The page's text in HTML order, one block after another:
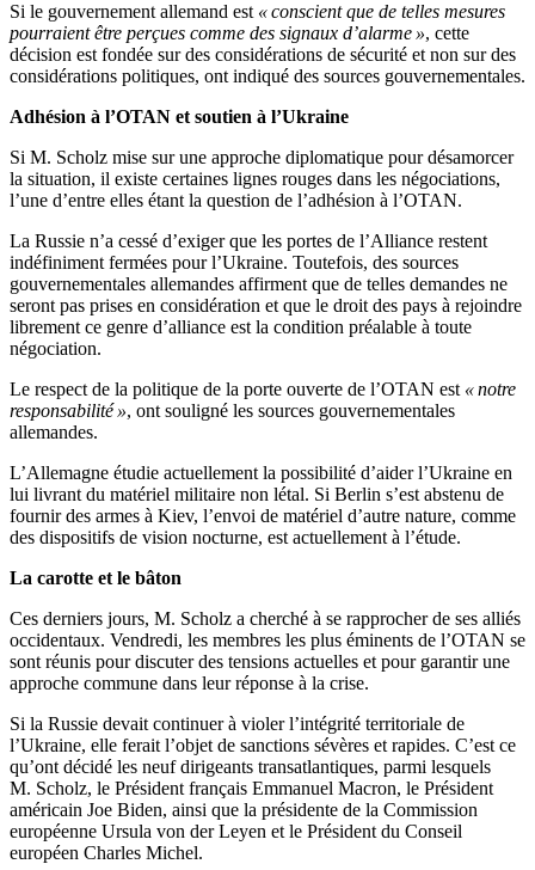
Si le gouvernement allemand est « conscient que de telles mesures
pourraient être perçues comme des signaux d’alarme », cette
décision est fondée sur des considérations de sécurité et non sur des
considérations politiques, ont indiqué des sources gouvernementales.
Adhésion à l’OTAN et soutien à l’Ukraine
Si M. Scholz mise sur une approche diplomatique pour désamorcer
la situation, il existe certaines lignes rouges dans les négociations,
l’une d’entre elles étant la question de l’adhésion à l’OTAN.
La Russie n’a cessé d’exiger que les portes de l’Alliance restent
indéfiniment fermées pour l’Ukraine. Toutefois, des sources
gouvernementales allemandes affirment que de telles demandes ne
seront pas prises en considération et que le droit des pays à rejoindre
librement ce genre d’alliance est la condition préalable à toute
négociation.
Le respect de la politique de la porte ouverte de l’OTAN est « notre
responsabilité », ont souligné les sources gouvernementales
allemandes.
L’Allemagne étudie actuellement la possibilité d’aider l’Ukraine en
lui livrant du matériel militaire non létal. Si Berlin s’est abstenu de
fournir des armes à Kiev, l’envoi de matériel d’autre nature, comme
des dispositifs de vision nocturne, est actuellement à l’étude.
La carotte et le bâton
Ces derniers jours, M. Scholz a cherché à se rapprocher de ses alliés
occidentaux. Vendredi, les membres les plus éminents de l’OTAN se
sont réunis pour discuter des tensions actuelles et pour garantir une
approche commune dans leur réponse à la crise.
Si la Russie devait continuer à violer l’intégrité territoriale de
l’Ukraine, elle ferait l’objet de sanctions sévères et rapides. C’est ce
qu’ont décidé les neuf dirigeants transatlantiques, parmi lesquels
M. Scholz, le Président français Emmanuel Macron, le Président
américain Joe Biden, ainsi que la présidente de la Commission
européenne Ursula von der Leyen et le Président du Conseil
européen Charles Michel.